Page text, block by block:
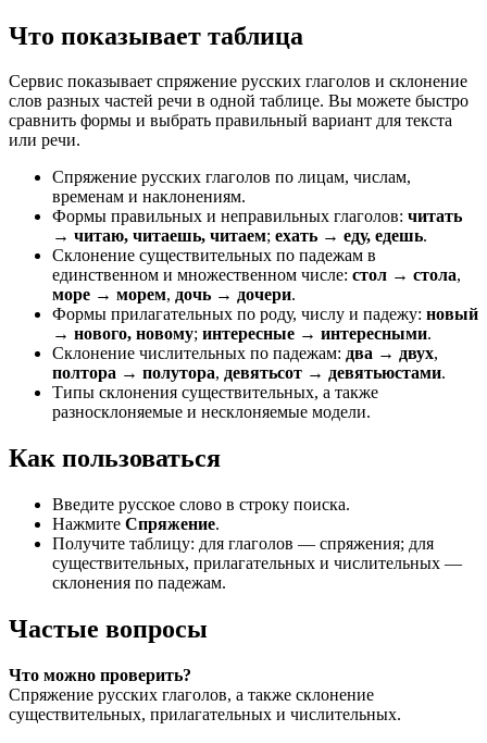
Что показывает таблица
Сервис показывает спряжение русских глаголов и склонение
слов разных частей речи в одной таблице. Вы можете быстро
сравнить формы и выбрать правильный вариант для текста
или речи.
Спряжение русских глаголов по лицам, числам,
временам и наклонениям.
Формы правильных и неправильных глаголов: читать
→ читаю, читаешь, читаем; ехать → еду, едешь.
Склонение существительных по падежам в
единственном и множественном числе: стол → стола,
море → морем, дочь → дочери.
Формы прилагательных по роду, числу и падежу: новый
→ нового, новому; интересные → интересными.
Склонение числительных по падежам: два → двух,
полтора → полутора, девятьсот → девятьюстами.
Типы склонения существительных, а также
разносклоняемые и несклоняемые модели.
Как пользоваться
Введите русское слово в строку поиска.
Нажмите Спряжение.
Получите таблицу: для глаголов — спряжения; для
существительных, прилагательных и числительных —
склонения по падежам.
Частые вопросы
Что можно проверить?
Спряжение русских глаголов, а также склонение
существительных, прилагательных и числительных.